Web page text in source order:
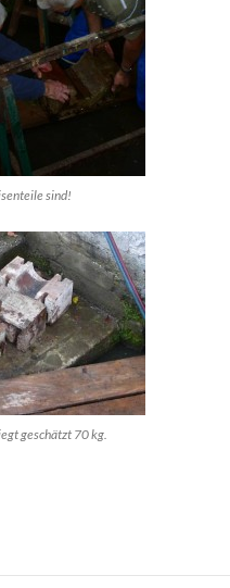
sind!
geschätzt 70 kg.